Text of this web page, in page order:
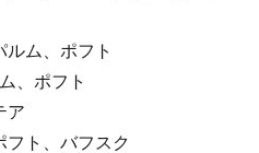
ルム、ポフト
、ポフト
ア
フト、バフスク